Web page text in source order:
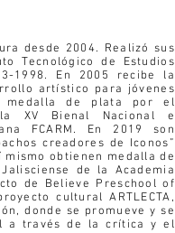
desde 2004. Realizó sus
Tecnológico de Estudios
1998. En 2005 recibe la
artístico para jóvenes
medalla de plata por el
XV Bienal Nacional e
FCARM. En 2019 son
creadores de Iconos”
mismo obtienen medalla de
de la Academia
de Believe Preschool of
cultural ARTLECTA,
donde se promueve y se
a través de la crítica y el